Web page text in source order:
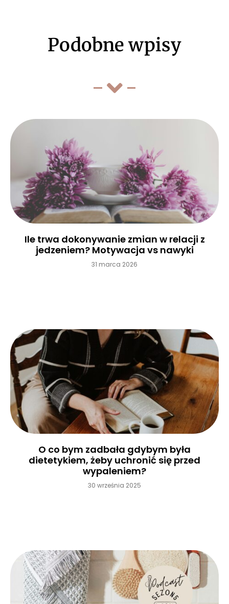
Podobne wpisy
Ile trwa dokonywanie zmian w relacji z
jedzeniem? Motywacja vs nawyki
31 marca 2026
O co bym zadbała gdybym była
dietetykiem, żeby uchronić się przed
wypaleniem?
30 września 2025